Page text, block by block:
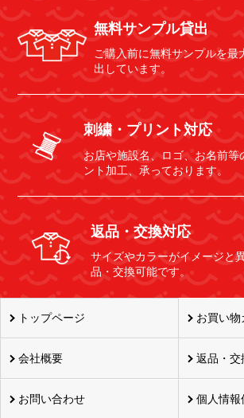
無料サンプル貸出
ご購入前に無料サンプルを最
出しています。
刺繍・プリント対応
お店や施設名、ロゴ、お名前等
ント加工、承っております。
返品・交換対応
サイズやカラーがイメージと
品・交換可能です。
トップページ お買い物
会社概要 返品・交
お問い合わせ 個人情報